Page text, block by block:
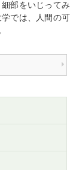
部をいじってみ
では、人間の可